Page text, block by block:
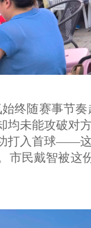
终随赛事节
均未能攻破对
打入首球——
市民戴智被这